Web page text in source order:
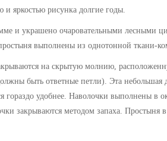
и яркостью рисунка долгие годы.
и украшено очаровательными лесными
выполнены из однотонной ткани-
на скрытую молнию,
быть ответные петли). Эта небольшая
гораздо удобнее. Наволочки выполнены
закрываются методом запаха. Простыня